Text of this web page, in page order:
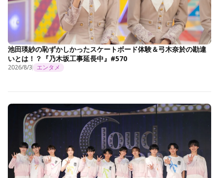
池田瑛紗の恥ずかしかったスケートボード体験＆弓木奈於の勘違
いとは！？『乃木坂工事延長中』#570
2026/8/3 エンタメ